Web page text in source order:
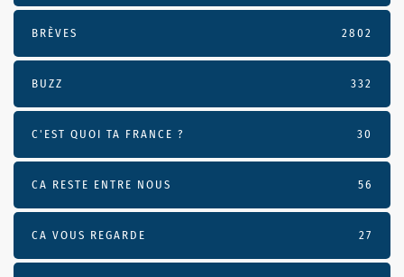
BRÈVES 2802
BUZZ 332
C'EST QUOI TA FRANCE ? 30
CA RESTE ENTRE NOUS 56
CA VOUS REGARDE 27